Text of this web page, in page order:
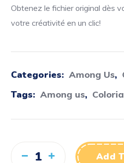
Obtenez le fichier original dès
votre créativité en un clic!
Categories: Among Us,
Tags: Among us,
Add